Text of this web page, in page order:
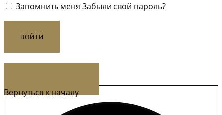
Запомнить меня Забыли свой пароль?
ВОЙТИ
Или же
Вернуться к началу